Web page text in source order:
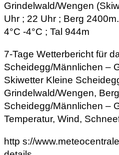
Grindelwald/​Wengen
Uhr ; 22 Uhr ; Berg
4°C -4°C ; Tal 944m
7-Tage Wetterbericht für
Scheidegg/Männlichen –
Skiwetter Kleine
Grindelwald/Wengen,
Scheidegg/Männlichen –
Temperatur, Wind,
http s://